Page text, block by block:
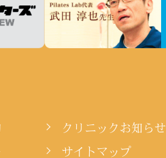
クリニックお知らせ
サイトマップ